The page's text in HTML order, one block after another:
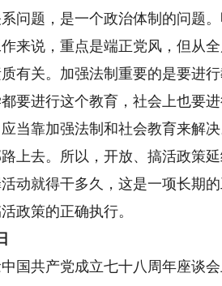
问题，是一个政治体制的问题
来说，重点是端正党风，但从
有关。加强法制重要的是要进
要进行这个教育，社会上也要
当靠加强法制和社会教育来解
上去。所以，开放、搞活政策
动就得干多久，这是一项长期
政策的正确执行。
共产党成立七十八周年座谈会